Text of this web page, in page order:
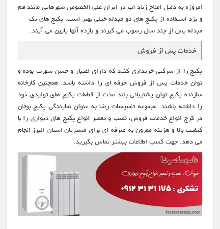
امروزه به دلیل املاح زیاد اب در ایران علی الخصوص شهرهایی مانند قم
و یزد استفاده از پکیج های دو مبدله خیلی بهتر است. پکیج های تک
مبدله پس از چند سال رسوب می گیرند و بازده آنها پایین می آیند.
خدمات پس از فروش
پکیج را از شرکتی خریداری کنید که دارای اعتبار و حسن شهرت بوده و
توان خدمات پس از فروش حرفه ای را داشته باشد. همچنین کارخانه
سازنده پکیج توان پشتیبانی بلند مدت از قطعات پکیج های تولیدی خود
را داشته باشند. مجموعه تاسیسات رضا به عنوان نمایندگی پکیج بوتان
در کرج انواع خدمات فروش، نصب و تعمیر انواع پکیج های دیواری را با
کیفیت بالا و هزینه مقرون به صرفه ای برای مشتریان استان البرز انجام
می دهد. جهت کسب اطلاعات بیشتر تماس بگیرید.